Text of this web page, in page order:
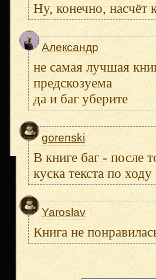
Ну, конечно, насчёт
Александр
не самая лучшая
предскозуема
да и баг уберите
gorenski
В книге баг - после
куска текста по
Yaroslav
Книга не